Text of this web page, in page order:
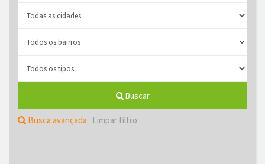
Buscar
Busca avançada Limpar filtro
GRÁTIS